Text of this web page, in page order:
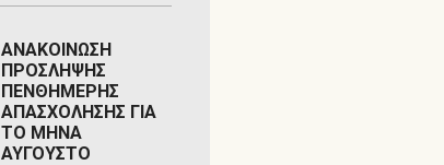
ΑΝΑΚΟΙΝΩΣΗ
ΠΡΟΣΛΗΨΗΣ
ΠΕΝΘΗΜΕΡΗΣ
ΑΠΑΣΧΟΛΗΣΗΣ ΓΙΑ
ΤΟ ΜΗΝΑ
ΑΥΓΟΥΣΤΟ